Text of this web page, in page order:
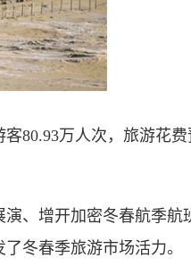
80.93万人次，旅游花费
、增开加密冬春航季航
冬春季旅游市场活力。